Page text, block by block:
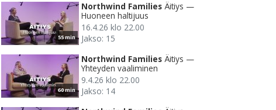
55 min
Northwind Families Äitiys —
Huoneen haltijuus
16.4.26 klo 22.00
Jakso: 15
60 min
Northwind Families Äitiys —
Yhteyden vaaliminen
9.4.26 klo 22.00
Jakso: 14